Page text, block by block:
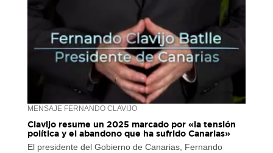
MENSAJE FERNANDO CLAVIJO
Clavijo resume un 2025 marcado por «la tensión
política y el abandono que ha sufrido Canarias»
El presidente del Gobierno de Canarias, Fernando